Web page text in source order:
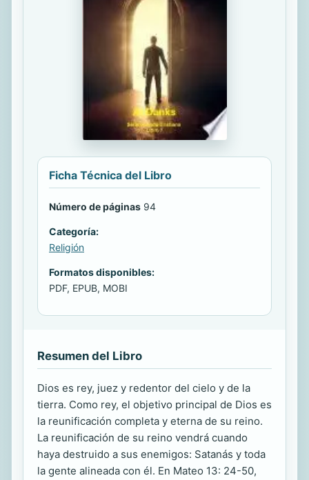
Ficha Técnica del Libro
Número de páginas 94
Categoría:
Religión
Formatos disponibles:
PDF, EPUB, MOBI
Resumen del Libro
Dios es rey, juez y redentor del cielo y de la
tierra. Como rey, el objetivo principal de Dios es
la reunificación completa y eterna de su reino.
La reunificación de su reino vendrá cuando
haya destruido a sus enemigos: Satanás y toda
la gente alineada con él. En Mateo 13: 24-50,